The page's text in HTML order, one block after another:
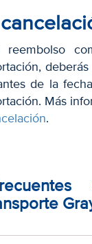
reembolso
de la
Más
.